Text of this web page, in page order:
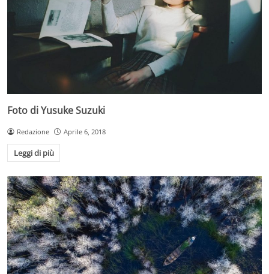
Foto di Yusuke Suzuki
Redazione Aprile 6, 2018
Leggi di più